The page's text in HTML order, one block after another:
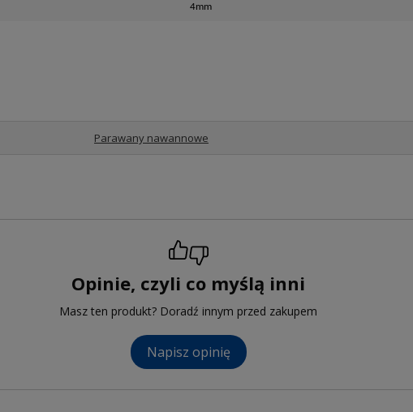
4mm
Parawany nawannowe
Opinie, czyli co myślą inni
Masz ten produkt? Doradź innym przed zakupem
Napisz opinię